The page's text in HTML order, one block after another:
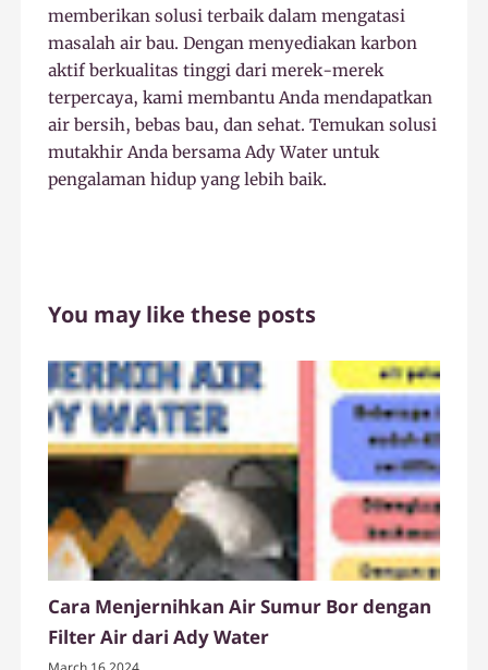
memberikan solusi terbaik dalam mengatasi
masalah air bau. Dengan menyediakan karbon
aktif berkualitas tinggi dari merek-merek
terpercaya, kami membantu Anda mendapatkan
air bersih, bebas bau, dan sehat. Temukan solusi
mutakhir Anda bersama Ady Water untuk
pengalaman hidup yang lebih baik.
You may like these posts
Cara Menjernihkan Air Sumur Bor dengan
Filter Air dari Ady Water